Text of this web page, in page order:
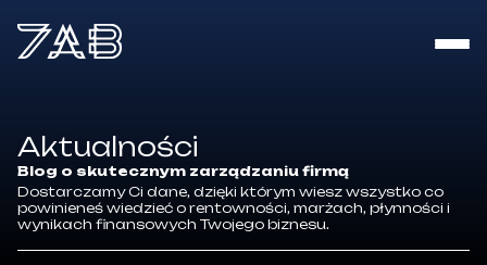
realizacje
aktualności
Aktualności
Blog o skutecznym zarządzaniu firmą
Dostarczamy Ci dane, dzięki którym wiesz wszystko co
powinieneś wiedzieć o rentowności, marżach, płynności i
wynikach finansowych Twojego biznesu.